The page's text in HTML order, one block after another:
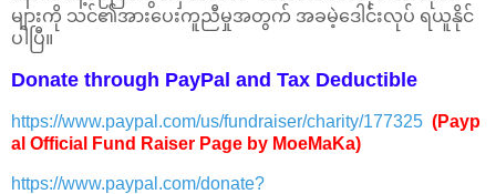
များကို သင်၏အားပေးကူညီမှုအတွက် အခမဲ့ဒေါင်းလုပ် ရယူနိုင်
ပါပြီ။
Donate through PayPal and Tax Deductible
https://www.paypal.com/us/fundraiser/charity/177325 (Payp
al Official Fund Raiser Page by MoeMaKa)
https://www.paypal.com/donate?